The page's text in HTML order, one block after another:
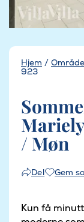
Hjem / Område
923
/ Møn
Del Gem
Kun få